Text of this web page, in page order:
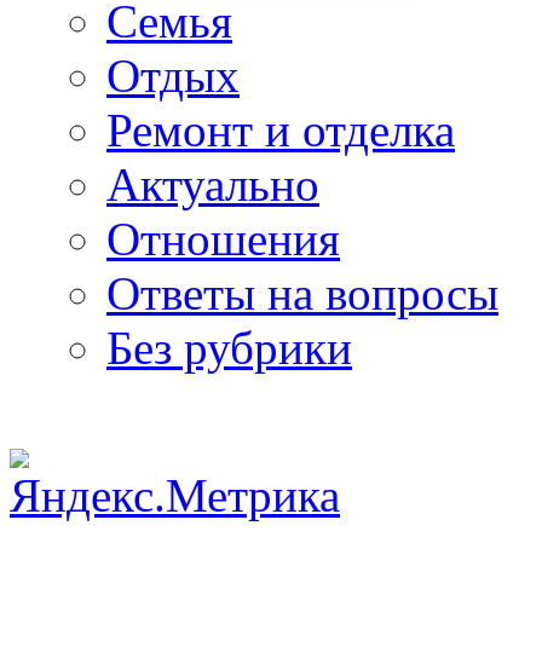
Семья
Отдых
Ремонт и отделка
Актуально
Отношения
Ответы на вопросы
Без рубрики